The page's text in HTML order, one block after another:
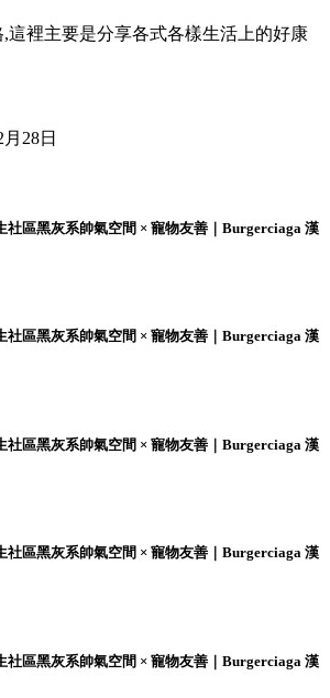
這裡主要是分享各式各樣生活上的好康
28日
社區黑灰系帥氣空間 × 寵物友善｜Burgerciaga 漢
社區黑灰系帥氣空間 × 寵物友善｜Burgerciaga 漢
社區黑灰系帥氣空間 × 寵物友善｜Burgerciaga 漢
社區黑灰系帥氣空間 × 寵物友善｜Burgerciaga 漢
社區黑灰系帥氣空間 × 寵物友善｜Burgerciaga 漢